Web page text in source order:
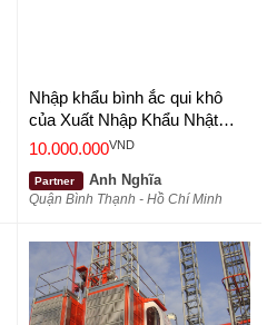
Nhập khẩu bình ắc qui khô
của Xuất Nhập Khẩu Nhật
Minh Khánh
10.000.000VND
Partner Anh Nghĩa
Quận Bình Thạnh - Hồ Chí Minh